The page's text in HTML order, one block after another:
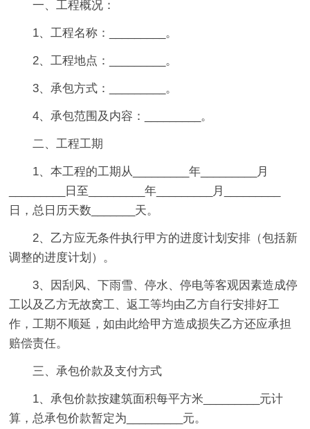
一、工程概况：
1、工程名称：_________。
2、工程地点：_________。
3、承包方式：_________。
4、承包范围及内容：_________。
二、工程工期
1、本工程的工期从_________年_________月
_________日至_________年_________月_________
日，总日历天数_______天。
2、乙方应无条件执行甲方的进度计划安排（包括新
调整的进度计划）。
3、因刮风、下雨雪、停水、停电等客观因素造成停
工以及乙方无故窝工、返工等均由乙方自行安排好工
作，工期不顺延，如由此给甲方造成损失乙方还应承担
赔偿责任。
三、承包价款及支付方式
1、承包价款按建筑面积每平方米_________元计
算，总承包价款暂定为_________元。